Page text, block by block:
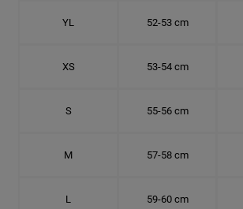
YL 52-53 cm
XS 53-54 cm
S 55-56 cm
M 57-58 cm
L 59-60 cm